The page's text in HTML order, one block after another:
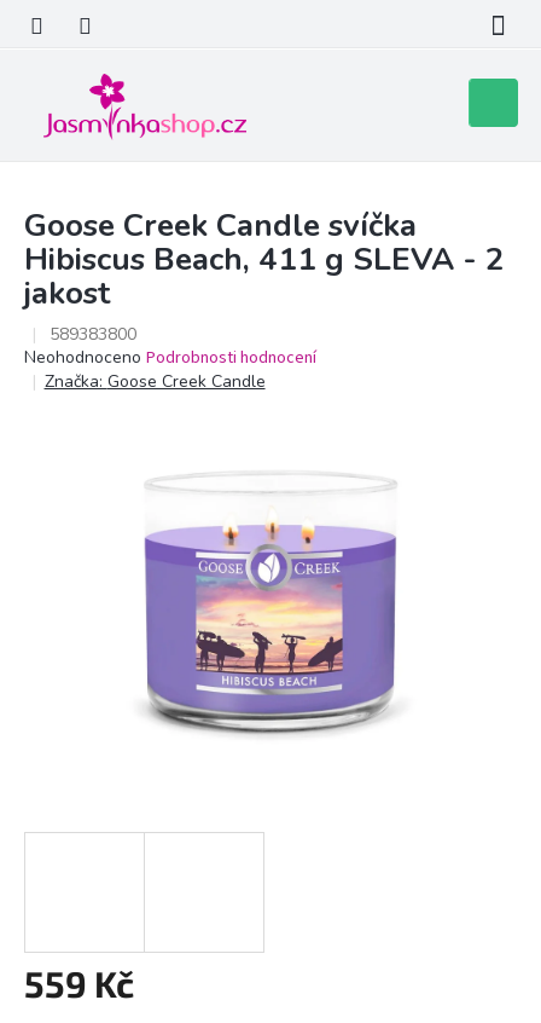
obsah
košík
Goose Creek Candle svíčka
Hibiscus Beach, 411 g SLEVA - 2
jakost
589383800
Průměrné
hodnocení
Neohodnoceno Podrobnosti hodnocení
Značka: Goose Creek Candle
559 Kč